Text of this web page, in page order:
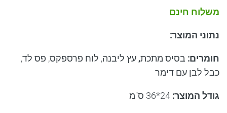
משלוח חינם
נתוני המוצר:
חומרים: בסיס מתכת, עץ ליבנה, לוח פרספקס, פס לד,
כבל לבן עם דימר
גודל המוצר:
24*36 ס"מ